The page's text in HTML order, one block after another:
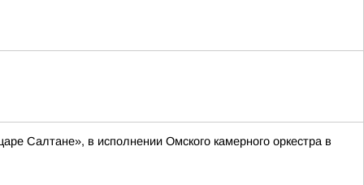
Салтане», в исполнении Омского камерного оркестра в